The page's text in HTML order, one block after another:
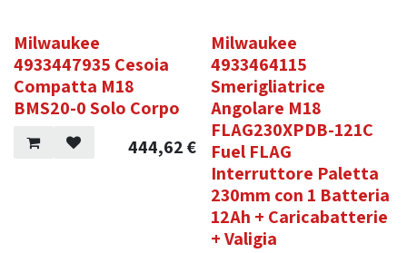
Milwaukee
4933447935 Cesoia
Compatta M18
BMS20-0 Solo Corpo
444,62€
Milwaukee
4933464115
Smerigliatrice
Angolare M18
FLAG230XPDB-121C
Fuel FLAG
Interruttore Paletta
230mm con 1 Batteria
12Ah + Caricabatterie
+ Valigia